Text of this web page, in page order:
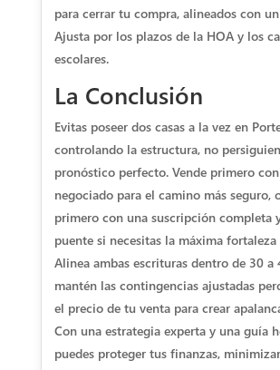
para cerrar tu compra, alineados con
Ajusta por los plazos de la HOA y los
escolares.
La Conclusión
Evitas poseer dos casas a la vez en
controlando la estructura, no
pronóstico perfecto. Vende primero
negociado para el camino más seguro,
primero con una suscripción completa
puente si necesitas la máxima
Alinea ambas escrituras dentro de 30 a
mantén las contingencias ajustadas
el precio de tu venta para crear
Con una estrategia experta y una guía
puedes proteger tus finanzas,